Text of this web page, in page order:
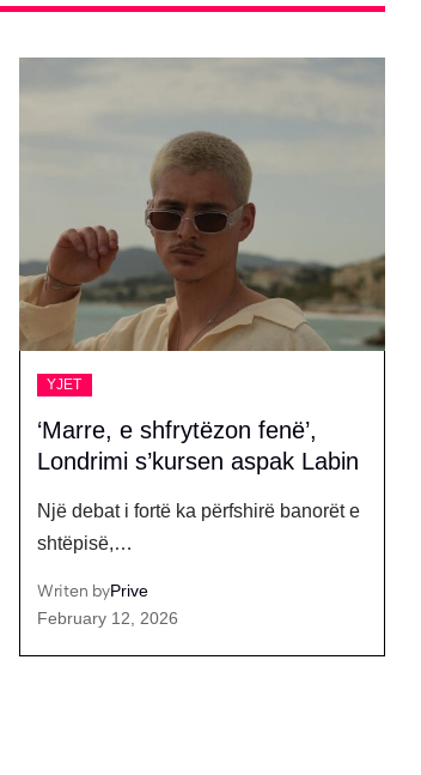
YJET
Bardha flet, pjesë e Big
Brother VIP Kosova?
Pas eksperiencës së saj të komentuar
në reality-show-n “Love…
Writen byPrive
September 23, 2025